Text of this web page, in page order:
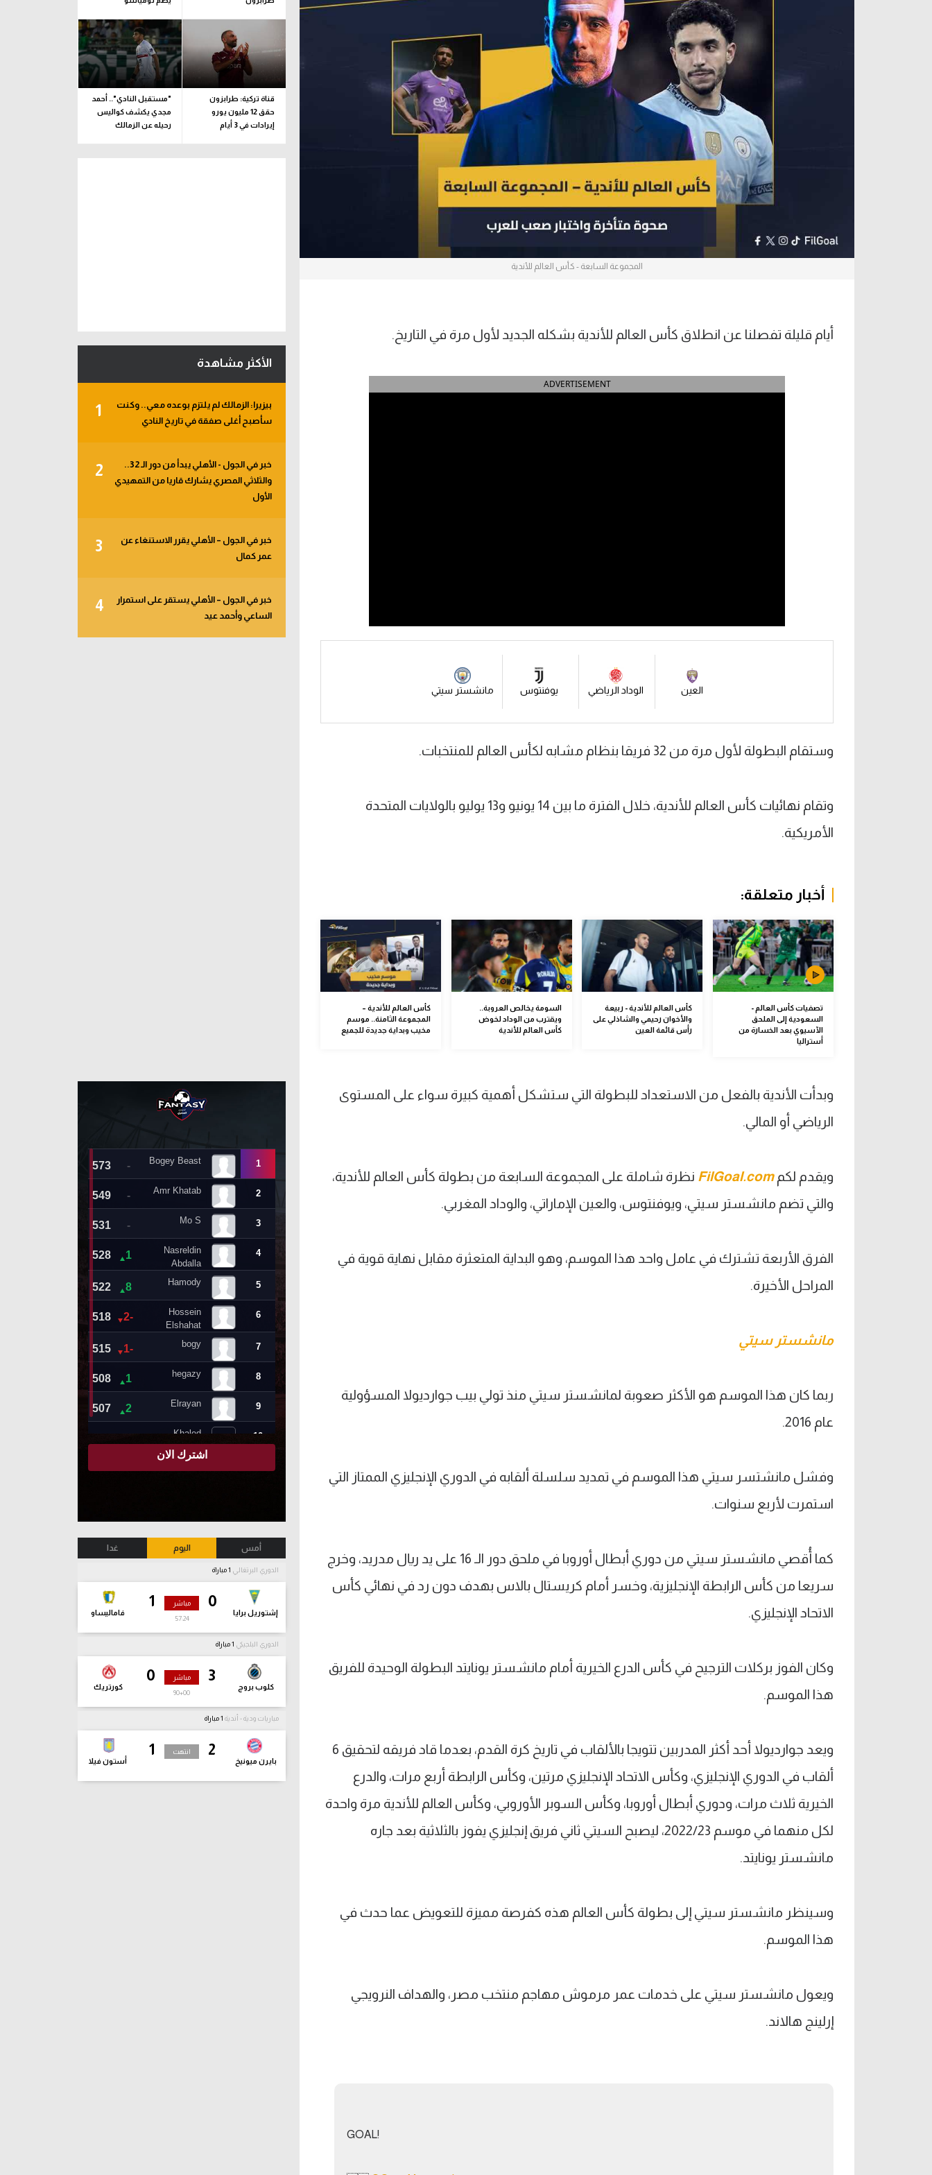
الدوري السعودي للمحترفين
دوري أبطال أوروبا
دوري أبطال إفريقيا
كل البطولات
القسم الثاني
رياضات أخرى
آسيا
المجموعة السابعة - كأس العالم للأندية
أيام قليلة تفصلنا عن انطلاق كأس العالم للأندية بشكله الجديد لأول مرة في التاريخ.
ADVERTISEMENT
العين الوداد الرياضي يوفنتوس مانشستر سيتي
وستقام البطولة لأول مرة من 32 فريقا بنظام مشابه لكأس العالم للمنتخبات.
وتقام نهائيات كأس العالم للأندية، خلال الفترة ما بين 14 يونيو و13 يوليو بالولايات المتحدة
الأمريكية.
أخبار متعلقة:
تصفيات كأس العالم -
السعودية إلى الملحق
الآسيوي بعد الخسارة من
أستراليا
كأس العالم للأندية - ربيعة
والأخوان رحيمي والشاذلي على
رأس قائمة العين
السومة يخالص العروبة..
ويقترب من الوداد لخوض
كأس العالم للأندية
كأس العالم للأندية –
المجموعة الثامنة.. موسم
مخيب وبداية جديدة للجميع
وبدأت الأندية بالفعل من الاستعداد للبطولة التي ستشكل أهمية كبيرة سواء على المستوى
الرياضي أو المالي.
ويقدم لكمFilGoal.com نظرة شاملة على المجموعة السابعة من بطولة كأس العالم للأندية،
والتي تضم مانشستر سيتي، ويوفنتوس، والعين الإماراتي، والوداد المغربي.
الفرق الأربعة تشترك في عامل واحد هذا الموسم، وهو البداية المتعثرة مقابل نهاية قوية في
المراحل الأخيرة.
مانشستر سيتي
ربما كان هذا الموسم هو الأكثر صعوبة لمانشستر سيتي منذ تولي بيب جوارديولا المسؤولية
عام 2016.
وفشل مانشتسر سيتي هذا الموسم في تمديد سلسلة ألقابه في الدوري الإنجليزي الممتاز التي
استمرت لأربع سنوات.
كما أُقصي مانشستر سيتي من دوري أبطال أوروبا في ملحق دور الـ 16 على يد ريال مدريد، وخرج
سريعا من كأس الرابطة الإنجليزية، وخسر أمام كريستال بالاس بهدف دون رد في نهائي كأس
الاتحاد الإنجليزي.
وكان الفوز بركلات الترجيح في كأس الدرع الخيرية أمام مانشستر يونايتد البطولة الوحيدة للفريق
هذا الموسم.
ويعد جوارديولا أحد أكثر المدربين تتويجا بالألقاب في تاريخ كرة القدم، بعدما قاد فريقه لتحقيق 6
ألقاب في الدوري الإنجليزي، وكأس الاتحاد الإنجليزي مرتين، وكأس الرابطة أربع مرات، والدرع
الخيرية ثلاث مرات، ودوري أبطال أوروبا، وكأس السوبر الأوروبي، وكأس العالم للأندية مرة واحدة
لكل منهما في موسم 2022/23، ليصبح السيتي ثاني فريق إنجليزي يفوز بالثلاثية بعد جاره
مانشستر يونايتد.
وسينظر مانشستر سيتي إلى بطولة كأس العالم هذه كفرصة مميزة للتعويض عما حدث في
هذا الموسم.
ويعول مانشستر سيتي على خدمات عمر مرموش مهاجم منتخب مصر، والهداف النرويجي
إرلينج هالاند.
GOAL!
قناة تركية: طرابزون
حقق 12 مليون يورو
إيرادات في 3 أيام
"مستقبل النادي".. أحمد
مجدي يكشف كواليس
رحيله عن الزمالك
الأكثر مشاهدة
1
بيزيرا: الزمالك لم يلتزم بوعده معي.. وكنت
سأصبح أغلى صفقة في تاريخ النادي
2
خبر في الجول - الأهلي يبدأ من دور الـ 32..
والثلاثي المصري يشارك قاريا من التمهيدي
الأول
3
خبر في الجول – الأهلي يقرر الاستنغاء عن
عمر كمال
4
خبر في الجول – الأهلي يستقر على استمرار
الساعي وأحمد عيد
أمس اليوم غدا
الدوري البرتغالي
0
إشتوريل برايا
1
فاماليساو
مباشر
57:25
الدوري البلجيكي
3
كلوب بروج
0
كورتريك
مباشر
90+00
مباريات ودية - أندية
2
بايرن ميونيخ
1
أستون فيلا
انتهت